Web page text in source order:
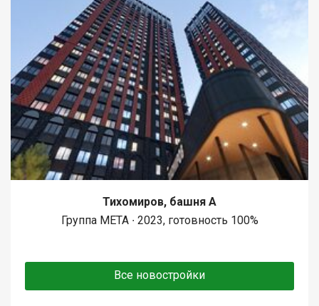
Тихомиров, башня А
Группа МЕТА ∙ 2023, готовность 100%
Все новостройки